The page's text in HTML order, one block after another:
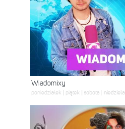
Wiadomixy
poniedziałek | piątek | sobota | niedziela